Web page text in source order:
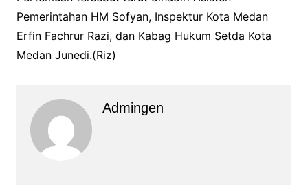
Pemerintahan HM Sofyan, Inspektur Kota Medan
Erfin Fachrur Razi, dan Kabag Hukum Setda Kota
Medan Junedi.(Riz)
Admingen